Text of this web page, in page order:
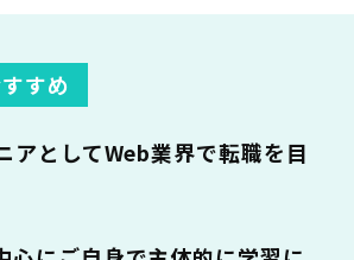
すめ
としてWeb業界で転職を目